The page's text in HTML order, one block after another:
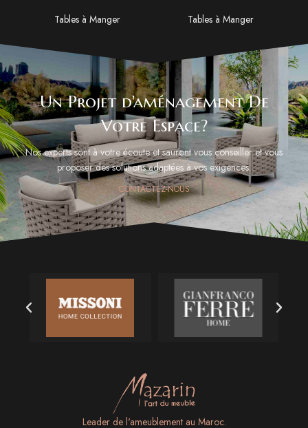
Tables à Manger Tables à Manger
Un Projet d'aménagement De
Votre Espace?
Nos experts sont à votre écoute et sauront vous conseiller et vous
proposer des solutions adaptées à vos exigences.
CONTACTEZ-NOUS
Leader de l'ameublement au Maroc.